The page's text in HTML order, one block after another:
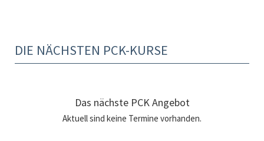
DIE NÄCHSTEN PCK-KURSE
Das nächste PCK Angebot
Aktuell sind keine Termine vorhanden.